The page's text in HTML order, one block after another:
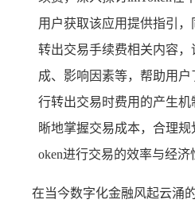
用户获取该应用提供指引，
转出交易手续费相关内容
成、影响因素等，帮助用户
行转出交易时费用的产生
晰地掌握交易成本，合理
oken进行交易的效率与经济
在当今数字化金融风起云涌